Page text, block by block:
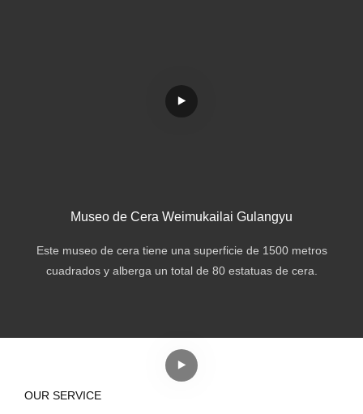
Museo de Cera Weimukailai Gulangyu
Este museo de cera tiene una superficie de 1500 metros
cuadrados y alberga un total de 80 estatuas de cera.
OUR SERVICE